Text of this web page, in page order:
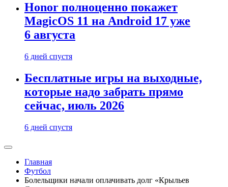
Honor полноценно покажет
MagicOS 11 на Android 17 уже
6 августа
6 дней спустя
Бесплатные игры на выходные,
которые надо забрать прямо
сейчас, июль 2026
6 дней спустя
Главная
Футбол
Болельщики начали оплачивать долг «Крыльев